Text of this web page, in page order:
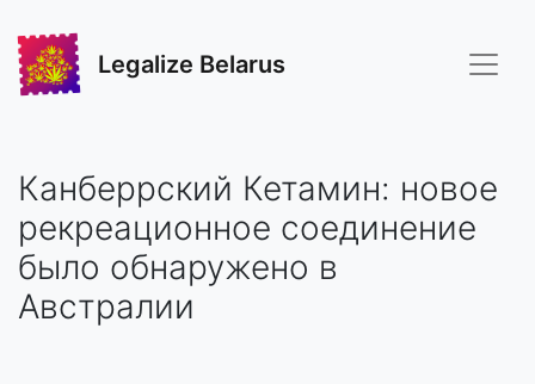
Legalize Belarus
Канберрский Кетамин: новое
рекреационное соединение
было обнаружено в
Австралии